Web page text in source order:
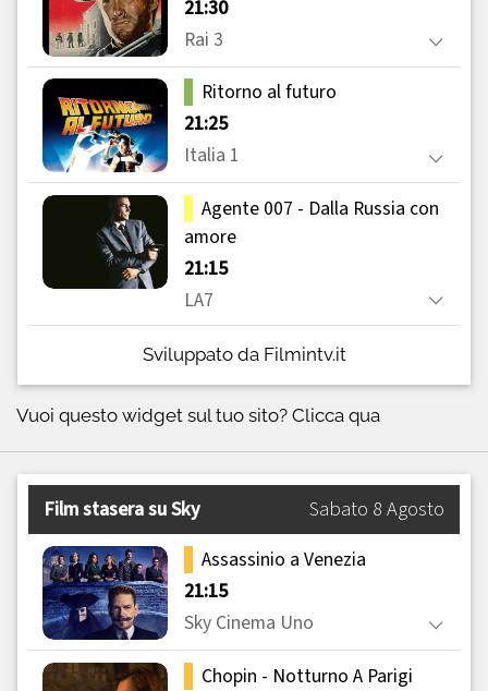
Sviluppato da Filmintv.it
Vuoi questo widget sul tuo sito? Clicca qua